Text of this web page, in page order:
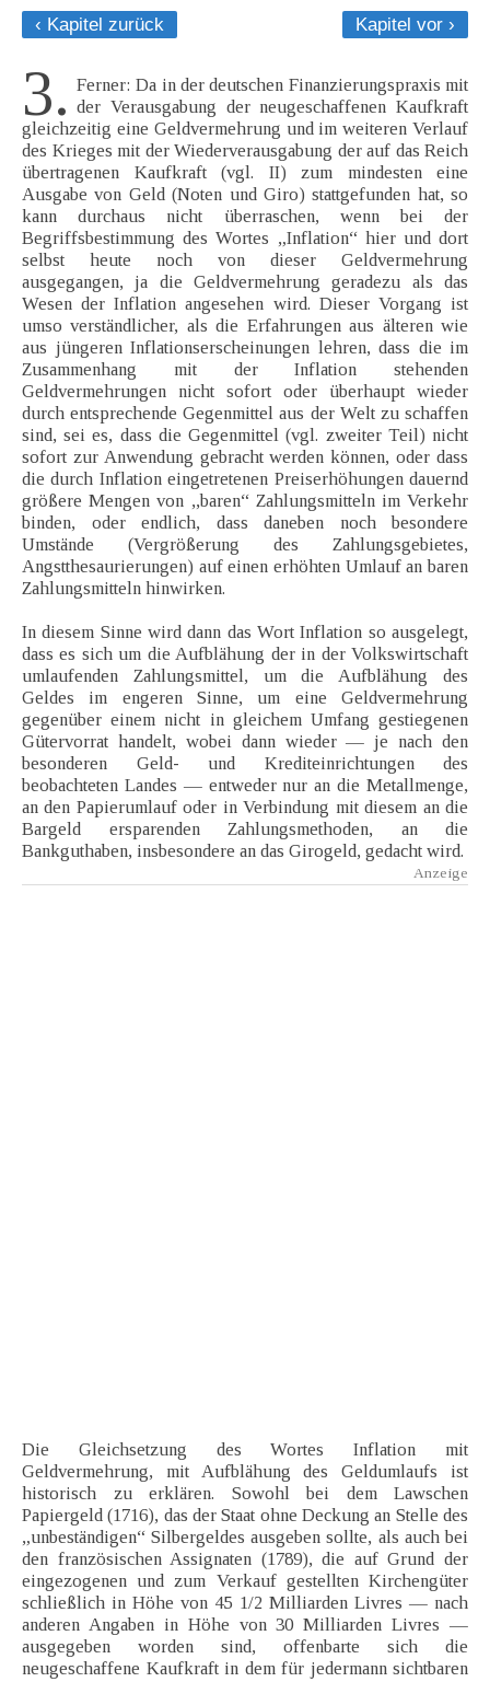
‹ Kapitel zurück Kapitel vor ›
3. Ferner: Da in der deutschen Finanzierungspraxis mit
der Verausgabung der neugeschaffenen Kaufkraft
gleichzeitig eine Geldvermehrung und im weiteren Verlauf
des Krieges mit der Wiederverausgabung der auf das Reich
übertragenen Kaufkraft (vgl. II) zum mindesten eine
Ausgabe von Geld (Noten und Giro) stattgefunden hat, so
kann durchaus nicht überraschen, wenn bei der
Begriffsbestimmung des Wortes „Inflation“ hier und dort
selbst heute noch von dieser Geldvermehrung
ausgegangen, ja die Geldvermehrung geradezu als das
Wesen der Inflation angesehen wird. Dieser Vorgang ist
umso verständlicher, als die Erfahrungen aus älteren wie
aus jüngeren Inflationserscheinungen lehren, dass die im
Zusammenhang mit der Inflation stehenden
Geldvermehrungen nicht sofort oder überhaupt wieder
durch entsprechende Gegenmittel aus der Welt zu schaffen
sind, sei es, dass die Gegenmittel (vgl. zweiter Teil) nicht
sofort zur Anwendung gebracht werden können, oder dass
die durch Inflation eingetretenen Preiserhöhungen dauernd
größere Mengen von ,,baren“ Zahlungsmitteln im Verkehr
binden, oder endlich, dass daneben noch besondere
Umstände (Vergrößerung des Zahlungsgebietes,
Angstthesaurierungen) auf einen erhöhten Umlauf an baren
Zahlungsmitteln hinwirken.
In diesem Sinne wird dann das Wort Inflation so ausgelegt,
dass es sich um die Aufblähung der in der Volkswirtschaft
umlaufenden Zahlungsmittel, um die Aufblähung des
Geldes im engeren Sinne, um eine Geldvermehrung
gegenüber einem nicht in gleichem Umfang gestiegenen
Gütervorrat handelt, wobei dann wieder — je nach den
besonderen Geld- und Krediteinrichtungen des
beobachteten Landes — entweder nur an die Metallmenge,
an den Papierumlauf oder in Verbindung mit diesem an die
Bargeld ersparenden Zahlungsmethoden, an die
Bankguthaben, insbesondere an das Girogeld, gedacht wird.
Die Gleichsetzung des Wortes Inflation mit
Geldvermehrung, mit Aufblähung des Geldumlaufs ist
historisch zu erklären. Sowohl bei dem Lawschen
Papiergeld (1716), das der Staat ohne Deckung an Stelle des
„unbeständigen“ Silbergeldes ausgeben sollte, als auch bei
den französischen Assignaten (1789), die auf Grund der
eingezogenen und zum Verkauf gestellten Kirchengüter
schließlich in Höhe von 45 1/2 Milliarden Livres — nach
anderen Angaben in Höhe von 30 Milliarden Livres —
ausgegeben worden sind, offenbarte sich die
neugeschaffene Kaufkraft in dem für jedermann sichtbaren